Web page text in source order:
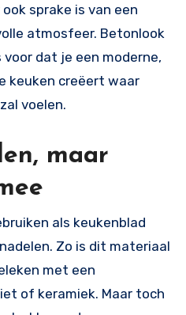
sprake is van een
atmosfeer. Betonlook
dat je een moderne,
keuken creëert waar
voelen.
maar
als keukenblad
Zo is dit materiaal
met een
of keramiek. Maar toch